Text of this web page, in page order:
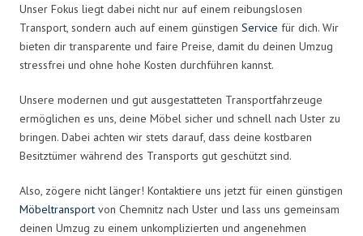
Unser Fokus liegt dabei nicht nur auf einem reibungslosen
Transport, sondern auch auf einem günstigen Service für dich. Wir
bieten dir transparente und faire Preise, damit du deinen Umzug
stressfrei und ohne hohe Kosten durchführen kannst.
Unsere modernen und gut ausgestatteten Transportfahrzeuge
ermöglichen es uns, deine Möbel sicher und schnell nach Uster zu
bringen. Dabei achten wir stets darauf, dass deine kostbaren
Besitztümer während des Transports gut geschützt sind.
Also, zögere nicht länger! Kontaktiere uns jetzt für einen günstigen
Möbeltransport von Chemnitz nach Uster und lass uns gemeinsam
deinen Umzug zu einem unkomplizierten und angenehmen